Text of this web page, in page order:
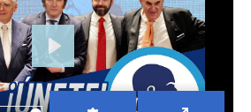
PLAY